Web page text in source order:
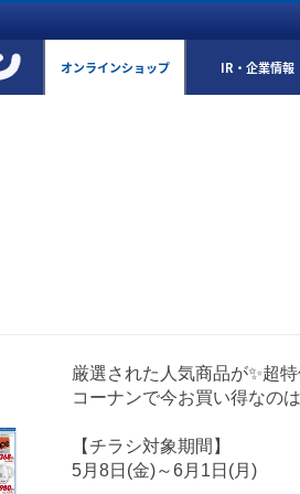
オンラインショップ IR・企業情報
厳選された人気商品が✨超
コーナンで今お買い得なの
【チラシ対象期間】
5月8日(金)～6月1日(月)